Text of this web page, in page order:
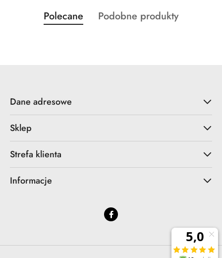
Pomiń karuzelę produktów
Produkty
o
Polecane
Produkty
Podobne produkty
Dane adresowe
Sklep
Strefa klienta
Informacje